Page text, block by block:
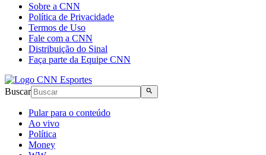
Sobre a CNN
Política de Privacidade
Termos de Uso
Fale com a CNN
Distribuição do Sinal
Faça parte da Equipe CNN
Buscar
Pular para o conteúdo
Ao vivo
Política
Money